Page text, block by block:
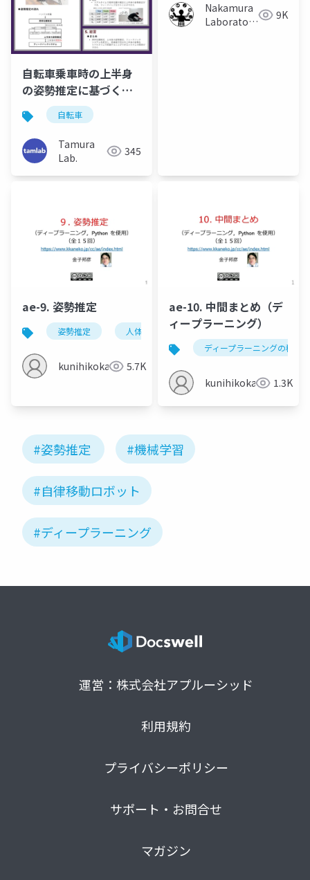
自転車乗車時の上半身
の姿勢推定に基づくリ
アルタイムフィードバ
ックシステムの開発
（SI2024）
自転車
Tamura
Lab.
345
Nakamura
Laboratory
9K
ae-9. 姿勢推定
姿勢推定 人体の姿勢推定 頭部の姿勢推定
kunihikokaneko5.7K
ae-10. 中間まとめ（デ
ィープラーニング）
ディープラーニングの種類
kunihikokaneko1.3K
#姿勢推定 #機械学習
#自律移動ロボット
#ディープラーニング
運営：株式会社アプルーシッド
利用規約
プライバシーポリシー
サポート・お問合せ
マガジン